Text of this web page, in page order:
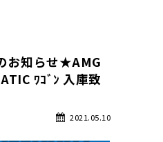
お知らせ★AMG
ﾜｺﾞﾝ 入庫致
2021.05.10